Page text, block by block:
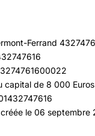
Ferrand
capital de 8 000 Euros
le 06 septembre